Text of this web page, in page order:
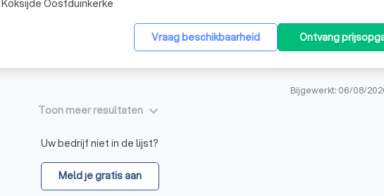
Vraag beschikbaarheid Ontvang
Oostduinkerke
Bijgewerkt: 06/08/
Toon meer resultaten keyboard_arrow_down
Uw bedrijf niet in de lijst?
Meld je gratis aan